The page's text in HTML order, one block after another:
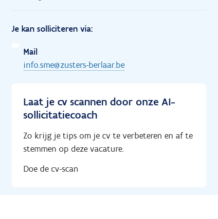
Je kan solliciteren via:
Mail
info.sme@zusters-berlaar.be
Laat je cv scannen door onze AI-
sollicitatiecoach
Zo krijg je tips om je cv te verbeteren en af te
stemmen op deze vacature.
Doe de cv-scan